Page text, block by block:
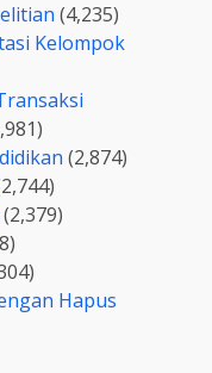
(4,235)
Kelompok
(2,874)
(2,379)
Hapus